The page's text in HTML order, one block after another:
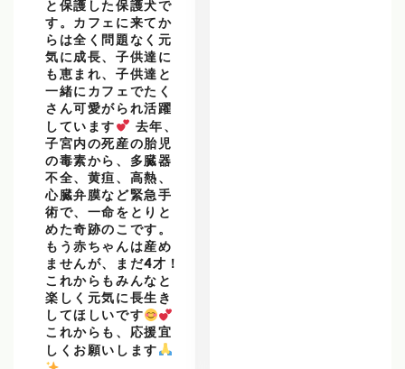
と保護した保護犬で
す。カフェに来てか
らは全く問題なく元
気に成長、子供達に
も恵まれ、子供達と
一緒にカフェでたく
さん可愛がられ活躍
しています
去年、
子宮内の死産の胎児
の毒素から、多臓器
不全、黄疸、高熱、
心臓弁膜など緊急手
術で、一命をとりと
めた奇跡のこです。
もう赤ちゃんは産め
ませんが、まだ4才！
これからもみんなと
楽しく元気に長生き
してほしいです
これからも、応援宜
しくお願いします